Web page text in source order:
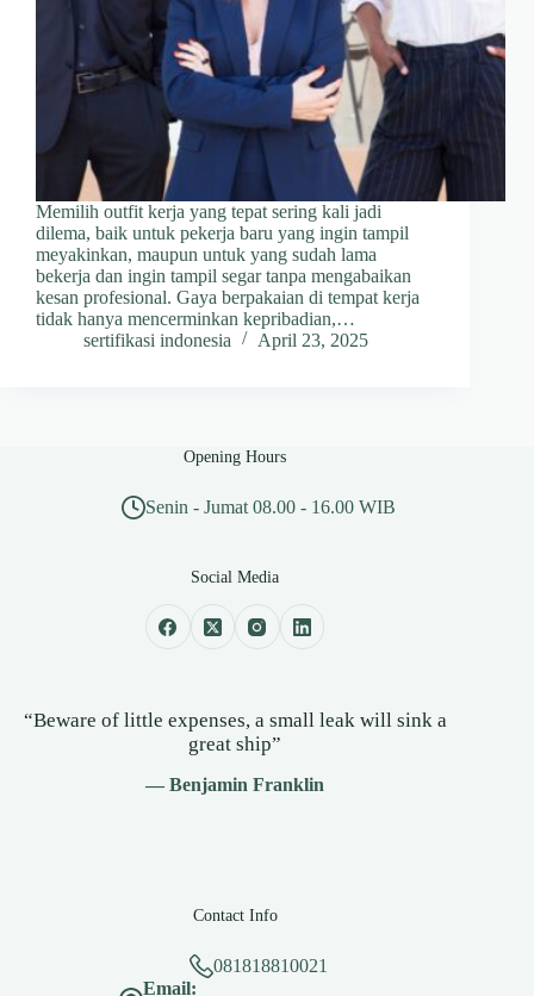
Memilih outfit kerja yang tepat sering kali jadi
dilema, baik untuk pekerja baru yang ingin tampil
meyakinkan, maupun untuk yang sudah lama
bekerja dan ingin tampil segar tanpa mengabaikan
kesan profesional. Gaya berpakaian di tempat kerja
tidak hanya mencerminkan kepribadian,…
sertifikasi indonesia
April 23, 2025
Opening Hours
Senin - Jumat 08.00 - 16.00 WIB
Social Media
“Beware of little expenses, a small leak will sink a
great ship”
— Benjamin Franklin
Contact Info
081818810021
Email: